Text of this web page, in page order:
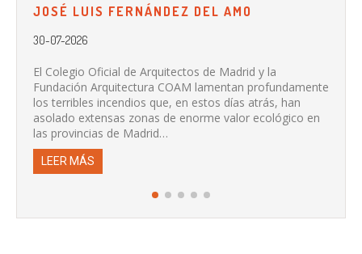
JOSÉ LUIS FERNÁNDEZ DEL AMO
30-07-2026
El Colegio Oficial de Arquitectos de Madrid y la
Fundación Arquitectura COAM lamentan profundamente
los terribles incendios que, en estos días atrás, han
asolado extensas zonas de enorme valor ecológico en
las provincias de Madrid…
LEER MÁS